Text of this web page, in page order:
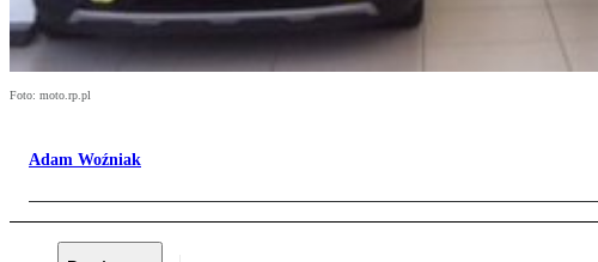
Foto: moto.rp.pl
Adam Woźniak